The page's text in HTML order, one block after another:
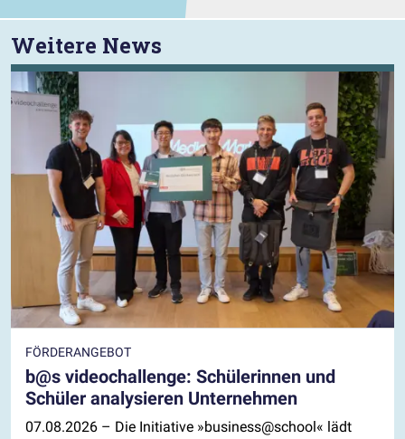
Weitere News
FÖRDERANGEBOT
b@s videochallenge: Schülerinnen und
Schüler analysieren Unternehmen
07.08.2026 – Die Initiative »business@school« lädt